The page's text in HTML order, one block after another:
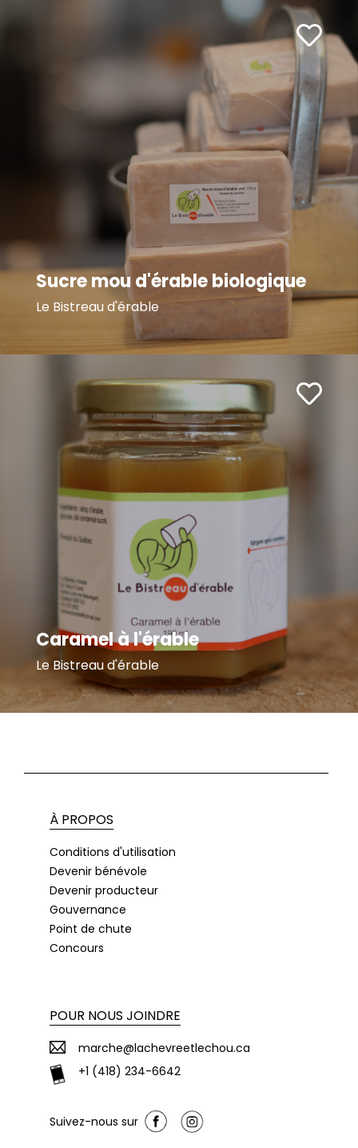
Sucre mou d'érable biologique
Le Bistreau d'érable
Caramel à l'érable
Le Bistreau d'érable
À PROPOS
Conditions d'utilisation
Devenir bénévole
Devenir producteur
Gouvernance
Point de chute
Concours
POUR NOUS JOINDRE
marche@lachevreetlechou.ca
+1 (418) 234-6642
Suivez-nous sur